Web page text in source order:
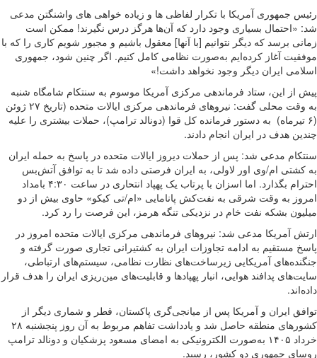
رئیس جمهوری آمریکا با تکرار لفاظی ها و زیاده خواهی های واشنگتن مدعی
شد: «احتمال بسیاری وجود دارد که آن‌ها هرگز درس نگیرند! ممکن است
زمانی برسد که دیگر نتوانیم [با آنها] معقول باشیم و مجبور شویم کاری را که با
موفقیت آغاز کرده‌ایم به‌صورت نظامی کامل کنیم. اگر چنین شود، جمهوری
اسلامی ایران دیگر وجود نخواهد داشت!»
پیش از این، ستاد فرماندهی مرکزی آمریکا موسوم به سنتکام شامگاه شنبه
به وقت محلی گفت: نیروهای فرماندهی مرکزی ایالات متحده (تاریخ ۲۷ ژوئن
(۶ تیرماه) به دستور فرمانده کل قوا (دونالد ترامپ)، حملات بیشتری را علیه
چندین هدف در ایران انجام دادند.
سنتکام مدعی شد: پس از حملات دیروز ایالات متحده در پاسخ به حمله ایران
به کشتی ام/وی اور لاولی، به ایران فرصتی داده شد تا به توافق آتش‌بس
احترام بگذارد. اما اسزان با پرتاب یک پهپاد انتحاری در ساعت ۴:۳۰ بامداد
امروز به وقت شرقی به نفت‌کش پانامایی «ام/تی کیکو» حاوی بیش از دو
میلیون بشکه نفت خام در نزدیکی تنگه هرمز، این فرصت را رد کرد.
ارتش آمریکا مدعی شد: نیروهای فرماندهی مرکزی ایالات متحده امروز در
پاسخ مستقیم به ادامه تجاوزات ایران به کشتیرانی تجاری صورت گرفته و
جنگنده‌های آمریکایی زیرساخت‌های نظارت نظامی، سیستم‌های ارتباطی،
سایت‌های پدافند هوایی، انبار پهپادها و قابلیت‌های مین‌ریزی ایران را هدف قرار
داده‌اند.
توافق ایران و آمریکا پس از میانجی‌گری پاکستان، قطر و شماری دیگر از
کشورهای منطقه حاصل شد و یادداشت تفاهم مربوط به آن روز پنجشنبه ۲۸
خرداد ۱۴۰۵ به‌صورت الکترونیکی به امضای مسعود پزشکیان و دونالد ترامپ
روسای جمهوری دو کشور، رسید.